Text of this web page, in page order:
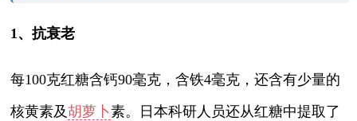
1、抗衰老
每100克红糖含钙90毫克，含铁4毫克，还含有少量的
核黄素及胡萝卜素。日本科研人员还从红糖中提取了